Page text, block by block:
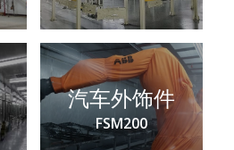
汽车外饰件
FSM200